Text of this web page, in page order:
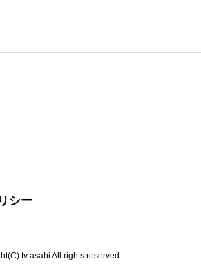
シー
tv asahi All rights reserved.